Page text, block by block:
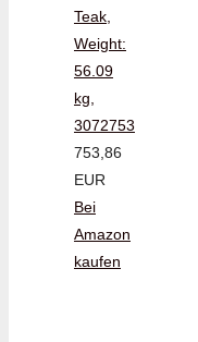
Teak,
Weight:
56.09
kg,
3072753
753,86
EUR
Bei
Amazon
kaufen